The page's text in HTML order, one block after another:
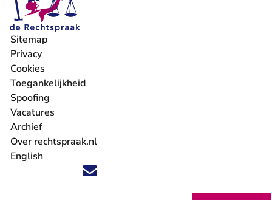
Volg ons op X (Twitter) - U verlaat Rechtspraak.nl
Volg ons op Facebook - U verlaat Rechtspraak.nl
Volg ons op Instagram - U verlaat Rechtspraak.nl
Volg ons op Youtube - U verlaat Rechtspraak.nl
Volg ons op LinkedIn - U verlaat
'Blijf op de hoogte' nieuwsbrief - U verlaat
Sitemap
Privacy
Cookies
Toegankelijkheid
Spoofing
Vacatures
- U verlaat Rechtspraak.nl
Archief
Over rechtspraak.nl
English